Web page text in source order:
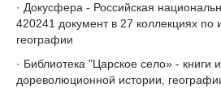
· Докусфера - Российская
420241 документ в 27 коллекциях по
географии
· Библиотека "Царское село» - книги
дореволюционной истории,